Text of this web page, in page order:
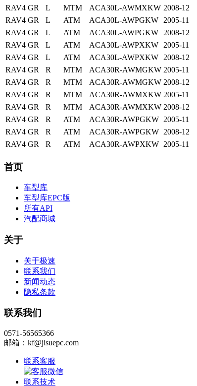
RAV4 GR L MTM ACA30L-AWMXKW 2008-12
RAV4 GR L ATM ACA30L-AWPGKW 2005-11
RAV4 GR L ATM ACA30L-AWPGKW 2008-12
RAV4 GR L ATM ACA30L-AWPXKW 2005-11
RAV4 GR L ATM ACA30L-AWPXKW 2008-12
RAV4 GR R MTM ACA30R-AWMGKW 2005-11
RAV4 GR R MTM ACA30R-AWMGKW 2008-12
RAV4 GR R MTM ACA30R-AWMXKW 2005-11
RAV4 GR R MTM ACA30R-AWMXKW 2008-12
RAV4 GR R ATM ACA30R-AWPGKW 2005-11
RAV4 GR R ATM ACA30R-AWPGKW 2008-12
RAV4 GR R ATM ACA30R-AWPXKW 2005-11
首页
车型库
车型库EPC版
所有API
汽配商城
关于
关于极速
联系我们
新闻动态
隐私条款
联系我们
0571-56565366
邮箱：kf@jisuepc.com
联系客服
联系技术